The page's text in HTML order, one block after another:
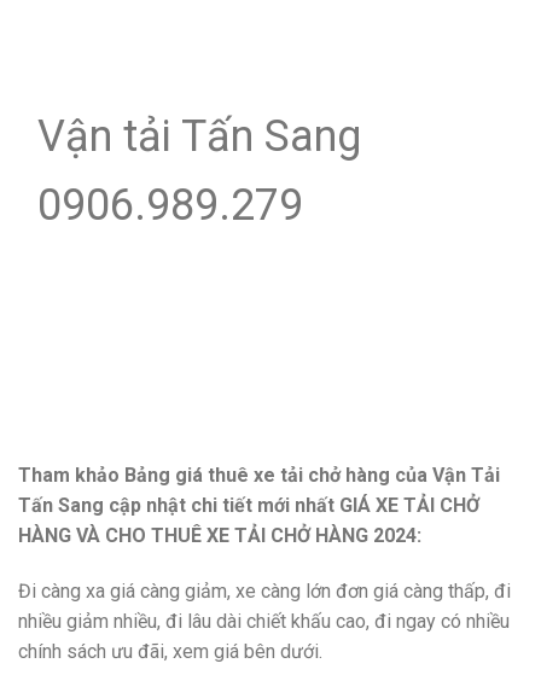
Vận tải Tấn Sang
0906.989.279
Tham khảo Bảng giá thuê xe tải chở hàng của Vận Tải
Tấn Sang cập nhật chi tiết mới nhất GIÁ XE TẢI CHỞ
HÀNG VÀ CHO THUÊ XE TẢI CHỞ HÀNG 2024:
Đi càng xa giá càng giảm, xe càng lớn đơn giá càng thấp, đi
nhiều giảm nhiều, đi lâu dài chiết khấu cao, đi ngay có nhiều
chính sách ưu đãi, xem giá bên dưới.